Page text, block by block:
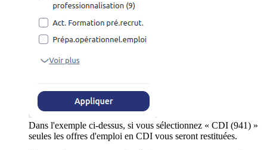
Dans l'exemple ci-dessus, si vous sélectionnez « CDI (941) »
seules les offres d'emploi en CDI vous seront restituées.